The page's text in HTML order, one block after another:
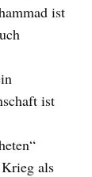
ist
ist
als